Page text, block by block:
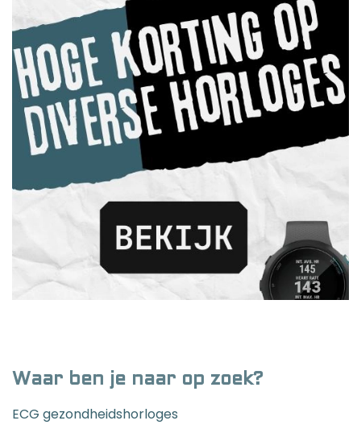
Waar ben je naar op zoek?
ECG gezondheidshorloges